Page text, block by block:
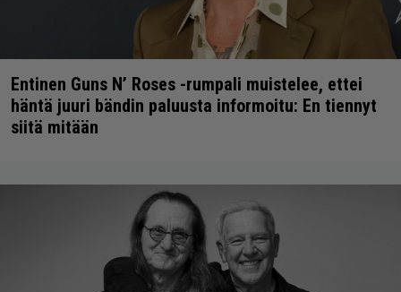
Entinen Guns N’ Roses -rumpali muistelee, ettei
häntä juuri bändin paluusta informoitu: En tiennyt
siitä mitään